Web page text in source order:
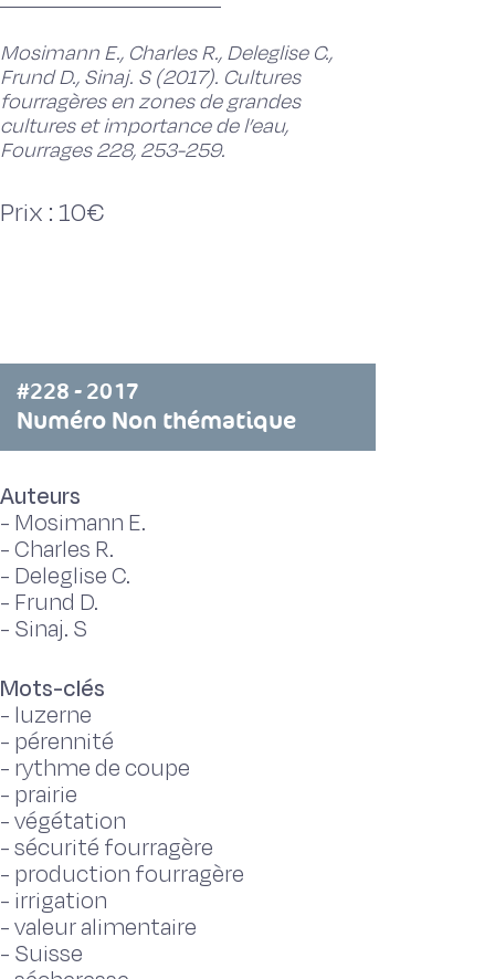
Mosimann E., Charles R., Deleglise C.,
Frund D., Sinaj. S (2017). Cultures
fourragères en zones de grandes
cultures et importance de l’eau,
Fourrages 228, 253-259.
Prix : 10€
#228 - 2017
Numéro Non thématique
Auteurs
- Mosimann E.
-Charles R.
- Deleglise C.
- Frund D.
- Sinaj. S
Mots-clés
- luzerne
- pérennité
- rythme de coupe
- prairie
-végétation
-sécurité fourragère
- production fourragère
- irrigation
-valeur alimentaire
- Suisse